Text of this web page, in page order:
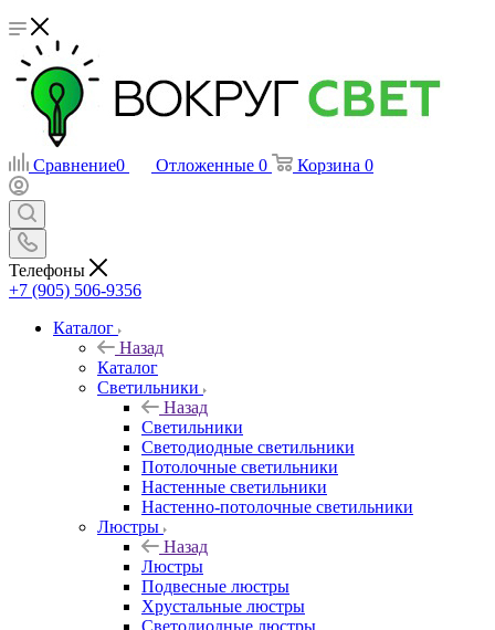
Сравнение0 Отложенные 0 Корзина 0
Телефоны
+7 (905) 506-9356
Каталог
Назад
Каталог
Светильники
Назад
Светильники
Светодиодные светильники
Потолочные светильники
Настенные светильники
Настенно-потолочные светильники
Люстры
Назад
Люстры
Подвесные люстры
Хрустальные люстры
Светодиодные люстры